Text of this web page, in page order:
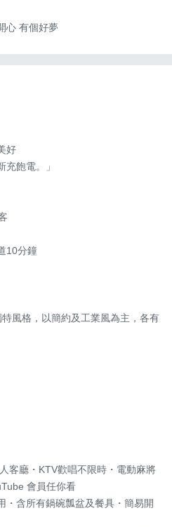
心 有個好夢
好
飽電。」
10分鐘
風格，以簡約及工業風為主，各有
客廳・KTV歡唱不限時・電動麻將
會員任你看
・含所有鍋碗瓢盆及餐具・簡易開